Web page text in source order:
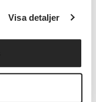
Visa detaljer